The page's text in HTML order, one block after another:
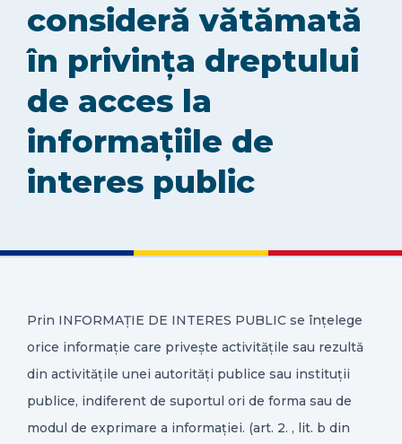
INFORMAȚII DE INTERES PUBLIC
CONTACT
consideră vătămată
în privința dreptului
de acces la
informațiile de
interes public
Prin INFORMAȚIE DE INTERES PUBLIC se înțelege
orice informație care privește activitățile sau rezultă
din activitățile unei autorități publice sau instituții
publice, indiferent de suportul ori de forma sau de
modul de exprimare a informației. (art. 2. , lit. b din